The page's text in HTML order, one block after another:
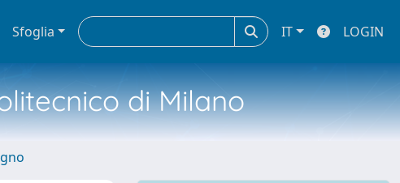
Sfoglia IT LOGIN
di Milano